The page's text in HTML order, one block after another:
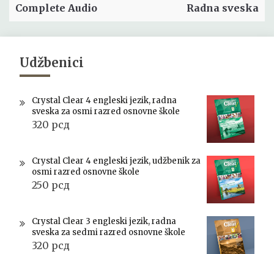
Complete Audio
Radna sveska
Udžbenici
Crystal Clear 4 engleski jezik, radna
sveska za osmi razred osnovne škole
320 рсд
Crystal Clear 4 engleski jezik, udžbenik za
osmi razred osnovne škole
250 рсд
Crystal Clear 3 engleski jezik, radna
sveska za sedmi razred osnovne škole
320 рсд